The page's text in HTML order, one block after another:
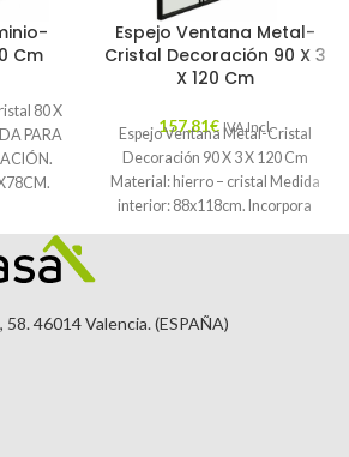
Cm
80 X
PARA
Espejo Ventana Metal-
Cristal Decoración 90 X 3
X 120 Cm
157,81€ IVA Incl.
Espejo Ventana Metal-Cristal
Decoración 90 X 3 X 120 Cm
Material: hierro – cristal Medida
interior: 88x118cm. Incorpora
anillas para
46014 Valencia. (ESPAÑA)